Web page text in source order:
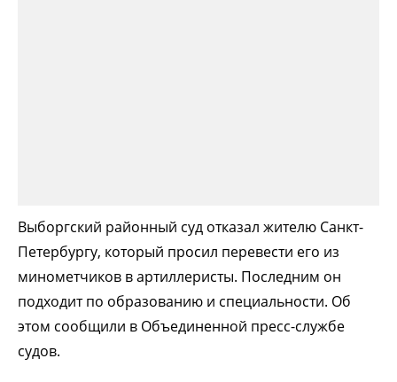
Выборгский районный суд отказал жителю Санкт-
Петербургу, который просил перевести его из
минометчиков в артиллеристы. Последним он
подходит по образованию и специальности. Об
этом сообщили в Объединенной пресс-службе
судов.